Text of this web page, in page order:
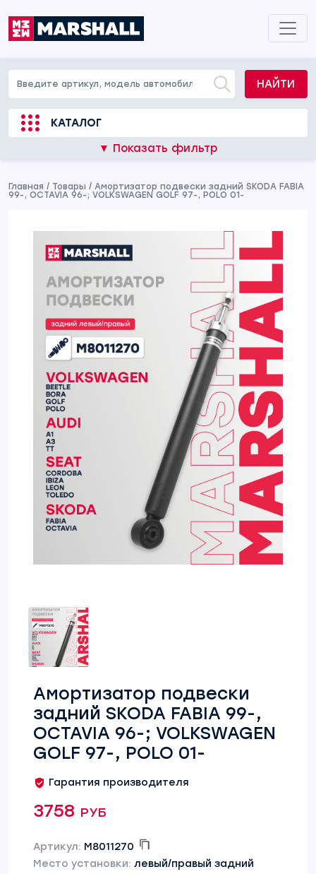
НАЙТИ
КАТАЛОГ
▼ Показать фильтр
Главная / Товары / Амортизатор подвески задний SKODA FABIA
99-, OCTAVIA 96-; VOLKSWAGEN GOLF 97-, POLO 01-
Амортизатор подвески
задний SKODA FABIA 99-,
OCTAVIA 96-; VOLKSWAGEN
GOLF 97-, POLO 01-
Гарантия производителя
3758 руб
Артикул: M8011270
Место установки: левый/правый задний